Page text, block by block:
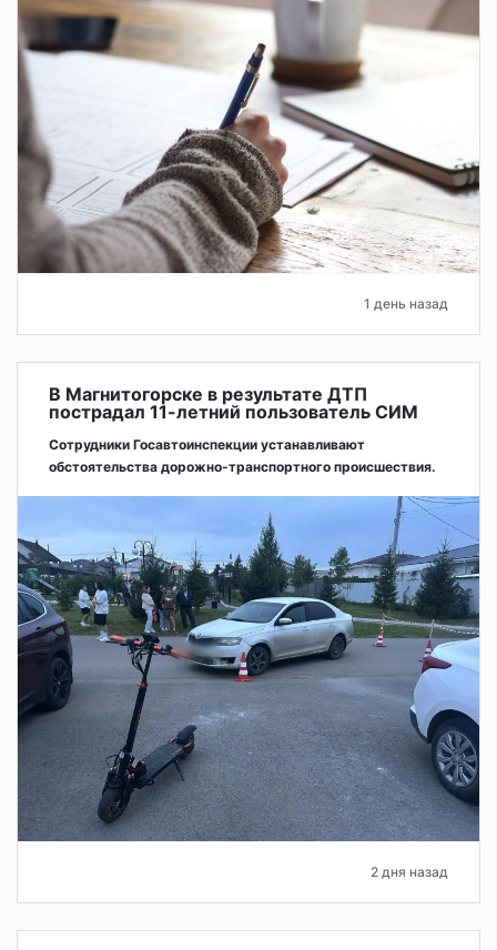
1 день назад
В Магнитогорске в результате ДТП
пострадал 11-летний пользователь СИМ
Сотрудники Госавтоинспекции устанавливают
обстоятельства дорожно-транспортного происшествия.
2 дня назад